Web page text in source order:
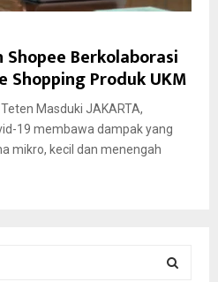
Berkolaborasi
Shopping Produk UKM
Masduki JAKARTA,
19 membawa dampak yang
mikro, kecil dan menengah